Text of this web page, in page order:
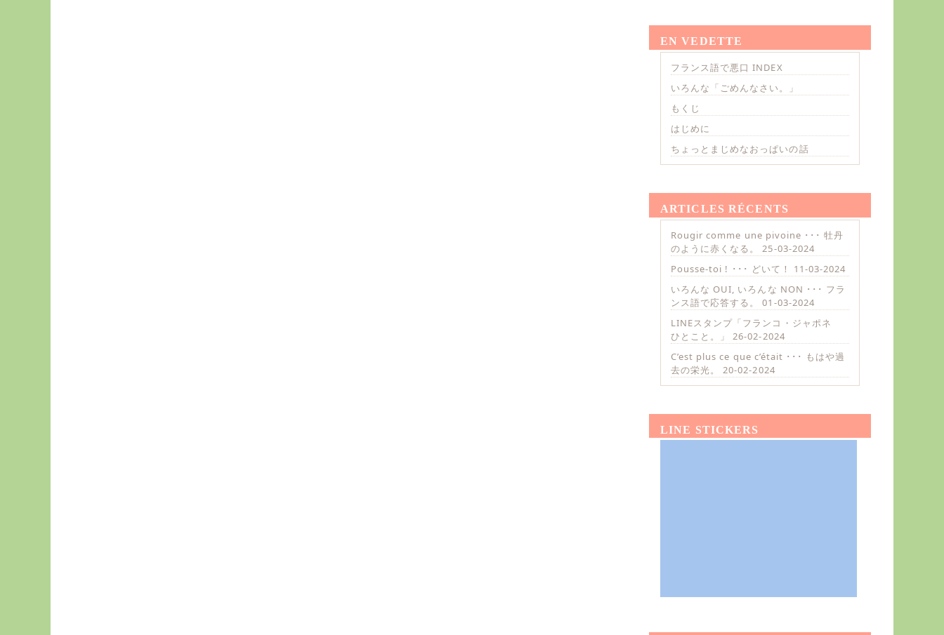
EN VEDETTE
フランス語で悪口 INDEX
いろんな「ごめんなさい。」
もくじ
はじめに
ちょっとまじめなおっぱいの話
ARTICLES RÉCENTS
Rougir comme une pivoine ･･･ 牡丹
のように赤くなる。
25-03-2024
Pousse-toi ! ･･･ どいて！
11-03-2024
いろんな OUI, いろんな NON ･･･ フラ
ンス語で応答する。
01-03-2024
LINEスタンプ「フランコ・ジャポネ
ひとこと。」
26-02-2024
C’est plus ce que c’était ･･･ もはや過
去の栄光。
20-02-2024
LINE STICKERS